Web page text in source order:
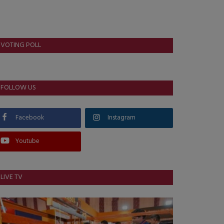
VOTING POLL
FOLLOW US
Facebook Instagram
Youtube
LIVE TV